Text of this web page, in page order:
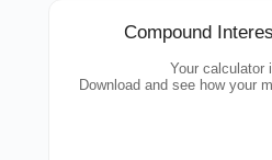
Compound
Your calculator
Download and see how your